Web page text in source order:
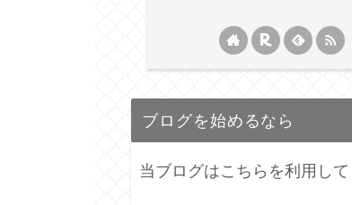
ブログを始めるなら
当ブログはこちらを利用して